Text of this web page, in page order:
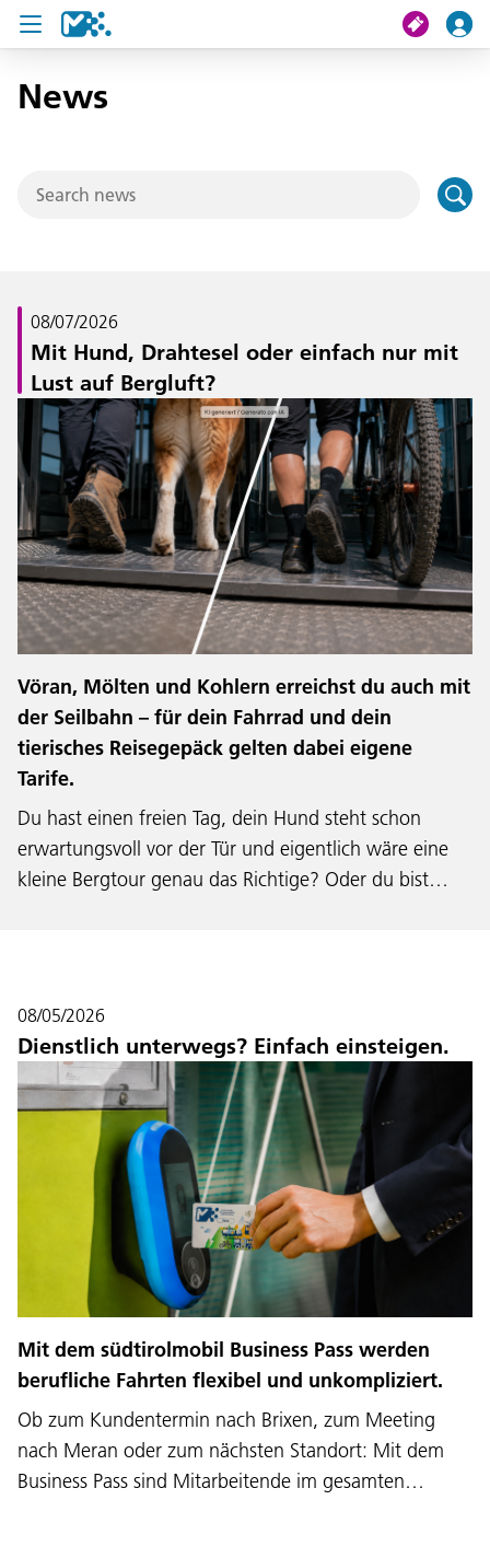
search
News
Contact us
News
08/07/2026
Mit Hund, Drahtesel oder einfach nur mit
Lust auf Bergluft?
Vöran, Mölten und Kohlern erreichst du auch mit
der Seilbahn – für dein Fahrrad und dein
tierisches Reisegepäck gelten dabei eigene
Tarife.
Du hast einen freien Tag, dein Hund steht schon
erwartungsvoll vor der Tür und eigentlich wäre eine
kleine Bergtour genau das Richtige? Oder du bist…
08/05/2026
Dienstlich unterwegs? Einfach einsteigen.
Mit dem südtirolmobil Business Pass werden
berufliche Fahrten flexibel und unkompliziert.
Ob zum Kundentermin nach Brixen, zum Meeting
nach Meran oder zum nächsten Standort: Mit dem
Business Pass sind Mitarbeitende im gesamten…